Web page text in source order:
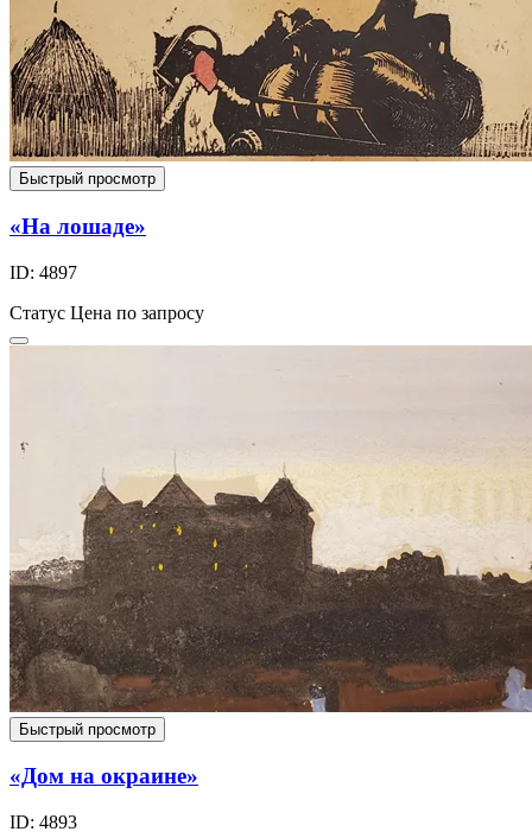
Быстрый просмотр
«На лошаде»
ID: 4897
Статус Цена по запросу
Быстрый просмотр
«Дом на окраине»
ID: 4893